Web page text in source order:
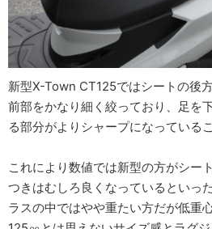
新型X-Town CT125ではシートの後
前部をかなり細く絞っており、足を
る部分がよりシャープになっている
これにより数値では新型の方がシー
つきはむしろ良くなっているといっ
ラスの中ではやや重たい方だが低重